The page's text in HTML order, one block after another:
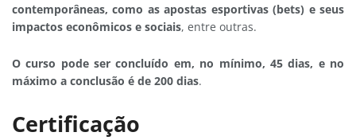
contemporâneas, como as apostas esportivas (bets) e seus
impactos econômicos e sociais, entre outras.
O curso pode ser concluído em, no mínimo, 45 dias, e no
máximo a conclusão é de 200 dias.
Certificação